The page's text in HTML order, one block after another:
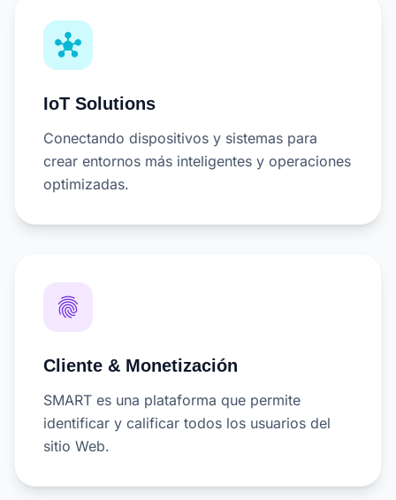
hub
IoT Solutions
Conectando dispositivos y sistemas para
crear entornos más inteligentes y operaciones
optimizadas.
fingerprint
Cliente & Monetización
SMART es una plataforma que permite
identificar y calificar todos los usuarios del
sitio Web.